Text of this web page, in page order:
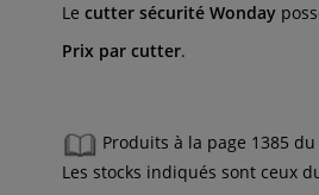
Le cutter sécurité Wonday
Prix par cutter.
Produits à la page 1385
Les stocks indiqués sont ceux